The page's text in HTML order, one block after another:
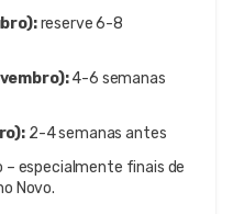
reserve 6-8
4-6 semanas
2-4 semanas antes
– especialmente finais de
Novo.